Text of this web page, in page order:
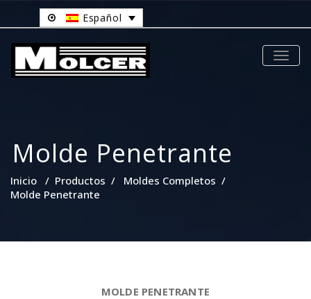
Español
Molde Penetrante
Inicio / Productos / Moldes Completos /
Molde Penetrante
MOLDE PENETRANTE